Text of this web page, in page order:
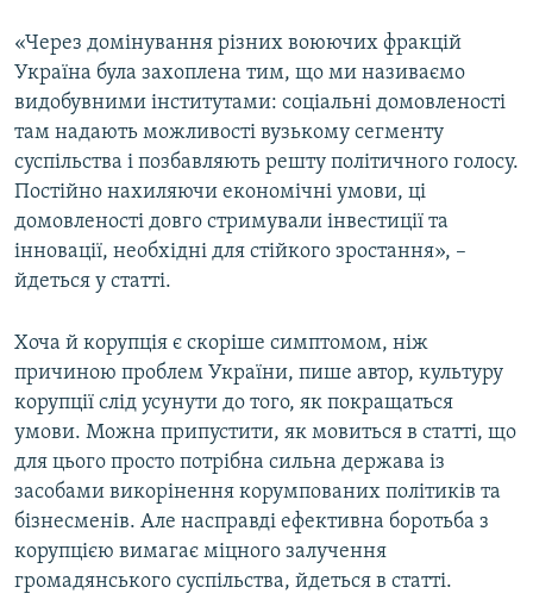
«Через домінування різних воюючих фракцій
Україна була захоплена тим, що ми називаємо
видобувними інститутами: соціальні домовленості
там надають можливості вузькому сегменту
суспільства і позбавляють решту політичного голосу.
Постійно нахиляючи економічні умови, ці
домовленості довго стримували інвестиції та
інновації, необхідні для стійкого зростання», –
йдеться у статті.
Хоча й корупція є скоріше симптомом, ніж
причиною проблем України, пише автор, культуру
корупції слід усунути до того, як покращаться
умови. Можна припустити, як мовиться в статті, що
для цього просто потрібна сильна держава із
засобами викорінення корумпованих політиків та
бізнесменів. Але насправді ефективна боротьба з
корупцією вимагає міцного залучення
громадянського суспільства, йдеться в статті.